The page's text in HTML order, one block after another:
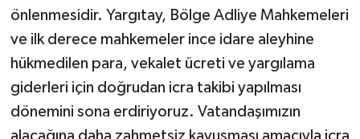
önlenmesidir. Yargıtay, Bölge Adliye Mahkemeleri
ve ilk derece mahkemeler ince idare aleyhine
hükmedilen para, vekalet ücreti ve yargılama
giderleri için doğrudan icra takibi yapılması
dönemini sona erdiriyoruz. Vatandaşımızın
alacağına daha zahmetsiz kavuşması amacıyla icra